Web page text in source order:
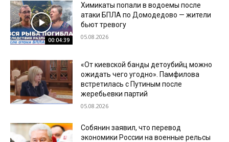
00:04:39
Химикаты попали в водоемы после
атаки БПЛА по Домодедово — жители
бьют тревогу
05.08.2026
«От киевской банды детоубийц можно
ожидать чего угодно». Памфилова
встретилась с Путиным после
жеребьевки партий
05.08.2026
Собянин заявил, что перевод
экономики России на военные рельсы